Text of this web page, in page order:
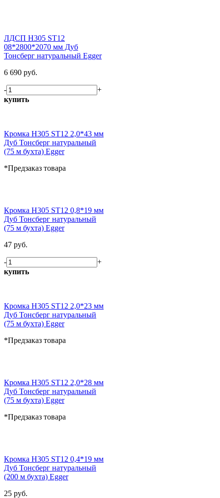
ЛДСП H305 ST12
08*2800*2070 мм Дуб
Тонсберг натуральный Egger
6 690 руб.
-
+
купить
Кромка H305 ST12 2,0*43 мм
Дуб Тонсберг натуральный
(75 м бухта) Egger
*Предзаказ товара
Кромка H305 ST12 0,8*19 мм
Дуб Тонсберг натуральный
(75 м бухта) Egger
47 руб.
-
+
купить
Кромка H305 ST12 2,0*23 мм
Дуб Тонсберг натуральный
(75 м бухта) Egger
*Предзаказ товара
Кромка H305 ST12 2,0*28 мм
Дуб Тонсберг натуральный
(75 м бухта) Egger
*Предзаказ товара
Кромка H305 ST12 0,4*19 мм
Дуб Тонсберг натуральный
(200 м бухта) Egger
25 руб.